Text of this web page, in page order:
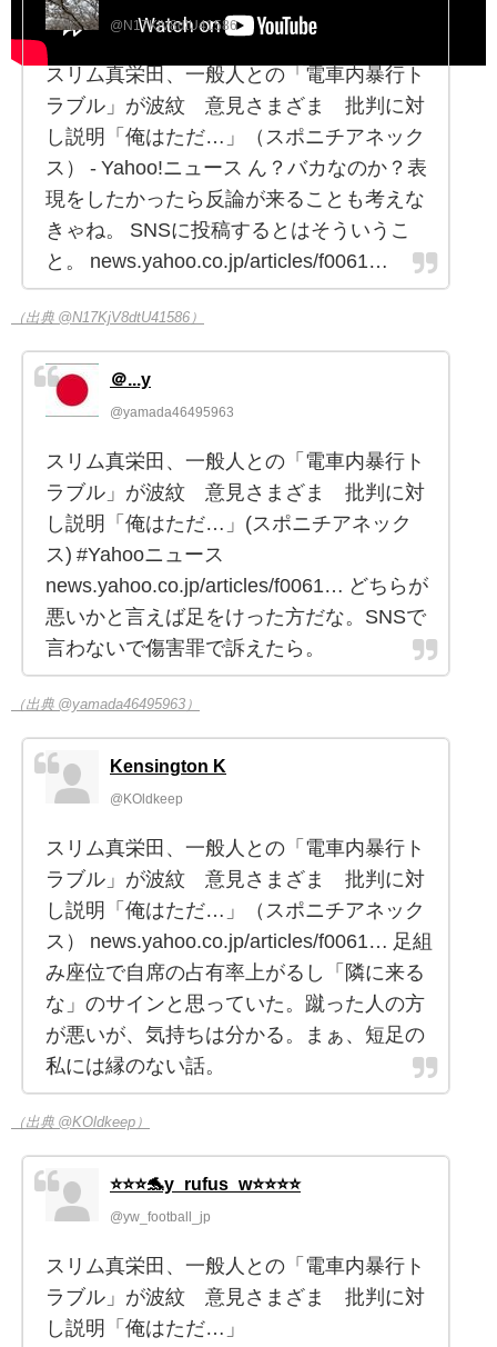
@N17KjV8dtU41586
スリム真栄田、一般人との「電車内暴行ト
ラブル」が波紋 意見さまざま 批判に対
し説明「俺はただ…」（スポニチアネック
ス） - Yahoo!ニュース ん？バカなのか？表
現をしたかったら反論が来ることも考えな
きゃね。 SNSに投稿するとはそういうこ
と。 news.yahoo.co.jp/articles/f0061…
（出典 @N17KjV8dtU41586）
＠...y
@yamada46495963
スリム真栄田、一般人との「電車内暴行ト
ラブル」が波紋 意見さまざま 批判に対
し説明「俺はただ…」(スポニチアネック
ス) #Yahooニュース
news.yahoo.co.jp/articles/f0061… どちらが
悪いかと言えば足をけった方だな。SNSで
言わないで傷害罪で訴えたら。
（出典 @yamada46495963）
Kensington K
@KOldkeep
スリム真栄田、一般人との「電車内暴行ト
ラブル」が波紋 意見さまざま 批判に対
し説明「俺はただ…」（スポニチアネック
ス） news.yahoo.co.jp/articles/f0061… 足組
み座位で自席の占有率上がるし「隣に来る
な」のサインと思っていた。蹴った人の方
が悪いが、気持ちは分かる。まぁ、短足の
私には縁のない話。
（出典 @KOldkeep）
⭐️⭐️⭐️🐬y_rufus_w⭐️⭐️⭐️⭐️
@yw_football_jp
スリム真栄田、一般人との「電車内暴行ト
ラブル」が波紋 意見さまざま 批判に対
し説明「俺はただ…」